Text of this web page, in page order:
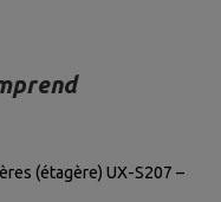
(étagère) UX-S207 –